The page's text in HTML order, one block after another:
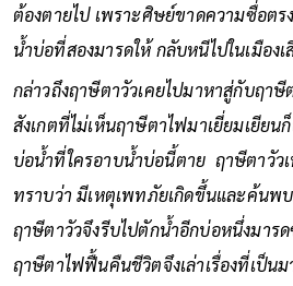
ต้องตายไป เพราะศิษย์ขาดความซื่อต
น้ำบ่อที่สองมารดให้ กลับหนีไปในเมืองเ
กล่าวถึงฤาษีตาวัวเคยไปมาหาสู่กับฤา
สังเกตที่ไม่เห็นฤาษีตาไฟมาเยี่ยมเยียน
บ่อน้ำที่ใครอาบน้ำบ่อนี้ตาย ฤาษีตาวัว
ทราบว่า มีเหตุเพทภัยเกิดขึ้นและค้น
ฤาษีตาวัวจึงรีบไปตักน้ำอีกบ่อหนึ่งมาร
ฤาษีตาไฟฟื้นคืนชีวิตจึงเล่าเรื่องที่เป็น